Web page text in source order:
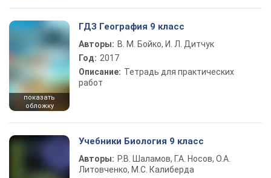
показать
обложку
ГДЗ География 9 класс
Авторы: В. М. Бойко, И. Л. Дитчук
Год: 2017
Описание: Тетрадь для практических
работ
Учебники Биология 9 класс
Авторы: Р.В. Шаламов, Г.А. Носов, О.А.
Литовченко, М.С. Калиберда